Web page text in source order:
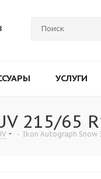
УСЛУГИ
215/65
- Ikon Autograph Snow